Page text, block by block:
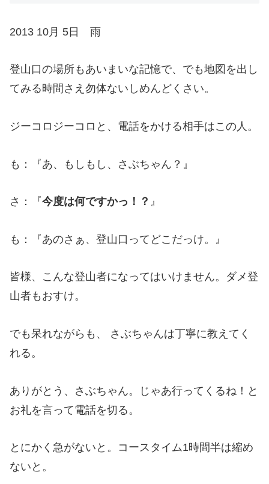
2013 10月 5日 雨
登山口の場所もあいまいな記憶で、でも地図を出し
てみる時間さえ勿体ないしめんどくさい。
ジーコロジーコロと、電話をかける相手はこの人。
も：『あ、もしもし、さぶちゃん？』
さ：『今度は何ですかっ！？ 』
も：『あのさぁ、登山口ってどこだっけ。』
皆様、こんな登山者になってはいけません。ダメ登
山者もおすけ。
でも呆れながらも、 さぶちゃんは丁寧に教えてく
れる。
ありがとう、さぶちゃん。じゃあ行ってくるね！と
お礼を言って電話を切る。
とにかく急がないと。コースタイム1時間半は縮め
ないと。